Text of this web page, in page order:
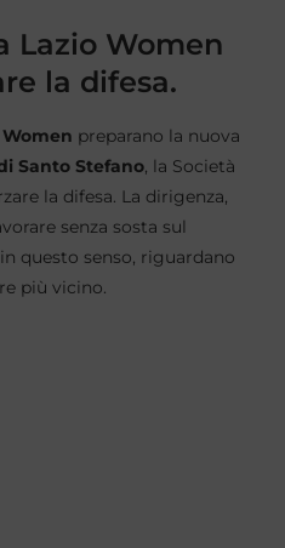
Lazio Women
la difesa.
Women preparano la nuova
Santo Stefano , la Società
la difesa. La dirigenza,
senza sosta sul
questo senso, riguardano
più vicino.